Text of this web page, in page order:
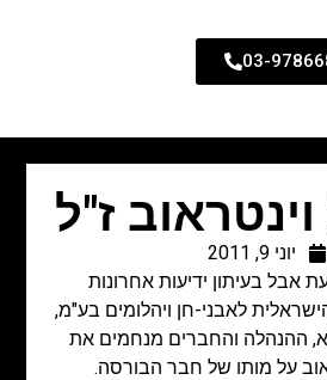
03-
ז"ל
יוני 9, 2011
אבל בעיתון ידיעות אחרונות
לאבני-חן ויהלומים בע"מ,
ההנהלה והחברים מנחמים את
על מותו של חבר הבורסה.